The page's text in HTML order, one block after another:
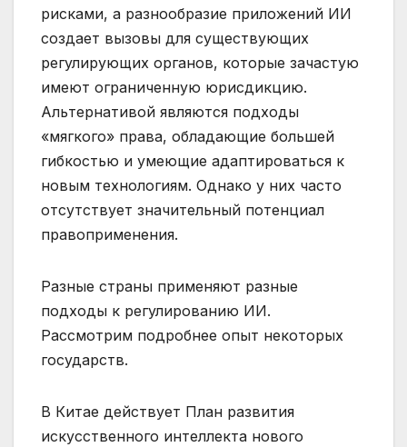
рисками, а разнообразие приложений ИИ
создает вызовы для существующих
регулирующих органов, которые зачастую
имеют ограниченную юрисдикцию.
Альтернативой являются подходы
«мягкого» права, обладающие большей
гибкостью и умеющие адаптироваться к
новым технологиям. Однако у них часто
отсутствует значительный потенциал
правоприменения.
Разные страны применяют разные
подходы к регулированию ИИ.
Рассмотрим подробнее опыт некоторых
государств.
В Китае действует План развития
искусственного интеллекта нового